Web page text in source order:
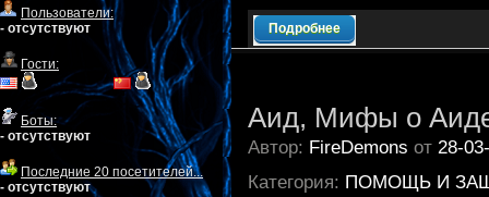
Пользователи:
- отсутствуют
Гости:
Боты:
- отсутствуют
Последние 20 посетителей...
- отсутствуют
Подробнее
Аид, Мифы о
Автор: FireDemons от 28-
Категория: ПОМОЩЬ И